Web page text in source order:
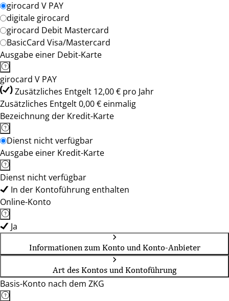
girocard V PAY
digitale girocard
girocard Debit Mastercard
BasicCard Visa/Mastercard
Ausgabe einer Debit-Karte
girocard V PAY
Zusätzliches Entgelt 12,00 € pro Jahr
Zusätzliches Entgelt 0,00 € einmalig
Bezeichnung der Kredit-Karte
Dienst nicht verfügbar
Ausgabe einer Kredit-Karte
Dienst nicht verfügbar
In der Kontoführung enthalten
Online-Konto
Ja
Informationen zum Konto und Konto-Anbieter
Art des Kontos und Kontoführung
Basis-Konto nach dem ZKG